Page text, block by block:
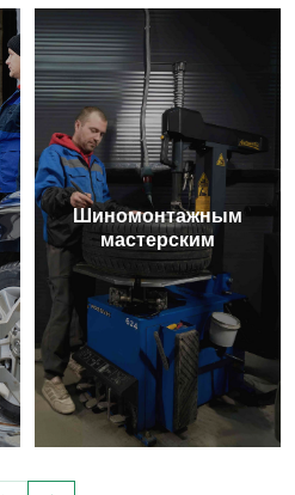
Шиномонтажным
мастерским